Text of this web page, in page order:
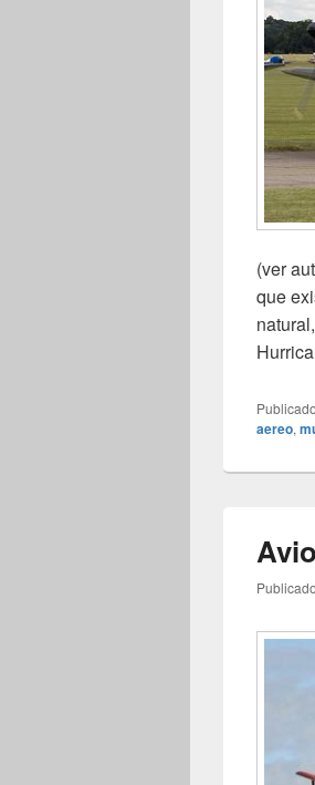
(ver
que
aereo,